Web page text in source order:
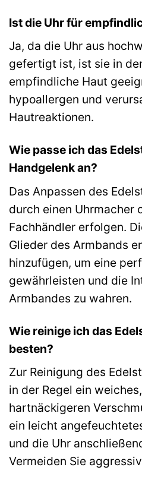
Ist die Uhr für
Ja, da die Uhr aus
gefertigt ist, ist sie in
empfindliche Haut
hypoallergen und
Hautreaktionen.
Wie passe ich das
Handgelenk an?
Das Anpassen des
durch einen Uhrmacher
Fachhändler erfolgen.
Glieder des Armbands
hinzufügen, um eine
gewährleisten und die
Armbandes zu wahren.
Wie reinige ich das
besten?
Zur Reinigung des
in der Regel ein
hartnäckigeren
ein leicht
und die Uhr
Vermeiden Sie